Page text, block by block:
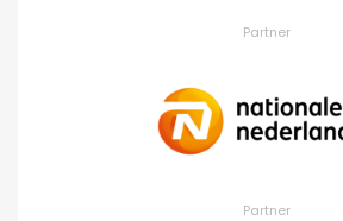
Partner
Partner